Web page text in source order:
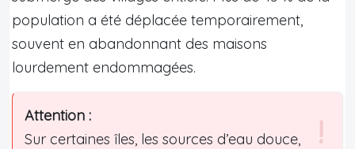
population a été déplacée temporairement,
souvent en abandonnant des maisons
lourdement endommagées.
Attention :
Sur certaines îles, les sources d’eau douce,